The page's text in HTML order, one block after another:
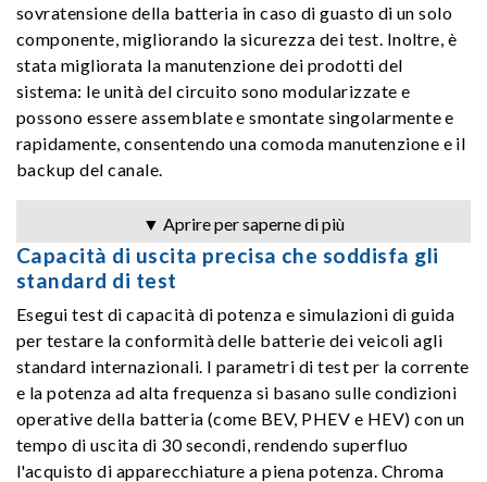
sovratensione della batteria in caso di guasto di un solo
componente, migliorando la sicurezza dei test. Inoltre, è
stata migliorata la manutenzione dei prodotti del
sistema: le unità del circuito sono modularizzate e
possono essere assemblate e smontate singolarmente e
rapidamente, consentendo una comoda manutenzione e il
backup del canale.
▼ Aprire per saperne di più
Capacità di uscita precisa che soddisfa gli
standard di test
Esegui test di capacità di potenza e simulazioni di guida
per testare la conformità delle batterie dei veicoli agli
standard internazionali. I parametri di test per la corrente
e la potenza ad alta frequenza si basano sulle condizioni
operative della batteria (come BEV, PHEV e HEV) con un
tempo di uscita di 30 secondi, rendendo superfluo
l'acquisto di apparecchiature a piena potenza. Chroma